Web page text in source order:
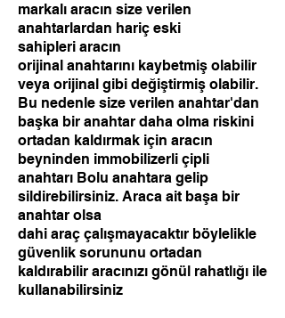
markalı aracın size verilen
anahtarlardan hariç eski
sahipleri aracın
orijinal anahtarını kaybetmiş olabilir
veya orijinal gibi değiştirmiş olabilir.
Bu nedenle size verilen anahtar'dan
başka bir anahtar daha olma riskini
ortadan kaldırmak için aracın
beyninden immobilizerli çipli
anahtarı Bolu anahtara gelip
sildirebilirsiniz. Araca ait başa bir
anahtar olsa
dahi araç çalışmayacaktır böylelikle
güvenlik sorununu ortadan
kaldırabilir aracınızı gönül rahatlığı ile
kullanabilirsiniz